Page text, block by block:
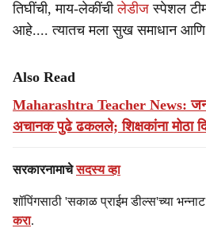
तिघींची, माय-लेकींचीलेडीज स्पेशल टीम
आहे.... त्यातच मला सुख समाधान
Also Read
Maharashtra Teacher News:
अचानक पुढे ढकलले; शिक्षकांना मोठा
सरकारनामाचेसदस्य व्हा
शॉपिंगसाठी 'सकाळ प्राईम डील्स'च्या
करा.